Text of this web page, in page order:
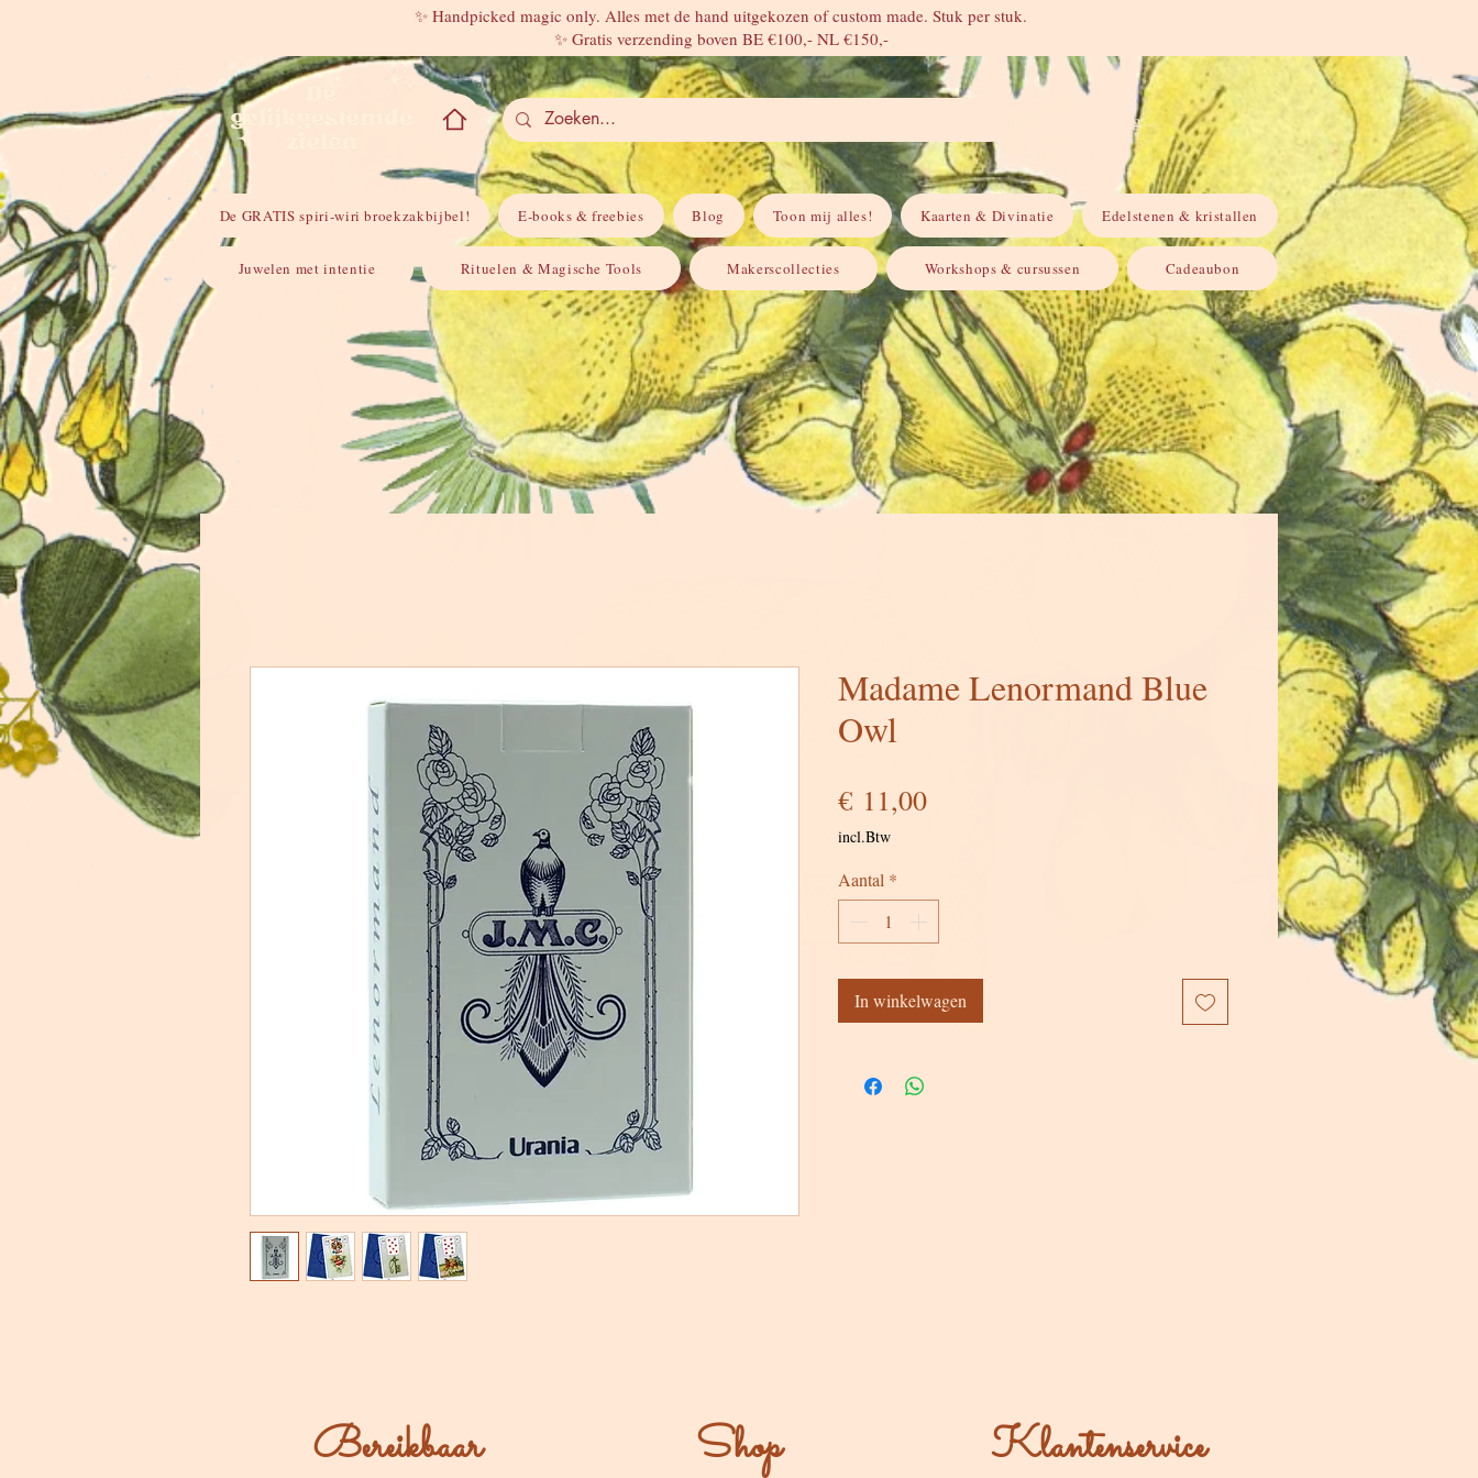
✨ Handpicked magic only. Alles met de hand uitgekozen of custom made. Stuk per stuk.
✨ Gratis verzending boven BE €100,- NL €150,-
Inloggen
De GRATIS spiri-wiri broekzakbijbel! E-books & freebies Blog Toon mij alles! Kaarten & Divinatie Edelstenen & kristallen
Juwelen met intentie Rituelen & Magische Tools Makerscollecties Workshops & cursussen Cadeaubon
Madame Lenormand Blue
Owl
€ 11,00Prijs
incl.Btw
Aantal *
In winkelwagen
Bereikbaar Shop Klantenservice